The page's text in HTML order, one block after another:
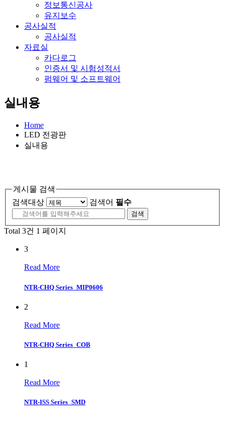
정보통신공사
유지보수
공사실적
공사실적
자료실
카다로그
인증서 및 시험성적서
펌웨어 및 소프트웨어
실내용
Home
LED 전광판
실내용
게시물 검색
검색대상
검색어 필수
Total 3건 1 페이지
3
Read More
NTR-CHQ Series_MIP0606
2
Read More
NTR-CHQ Series_COB
1
Read More
NTR-ISS Series_SMD